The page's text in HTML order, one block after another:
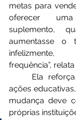
metas para
oferecer
suplemento,
aumentasse o
frequência”,
ações
mudança deve
próprias